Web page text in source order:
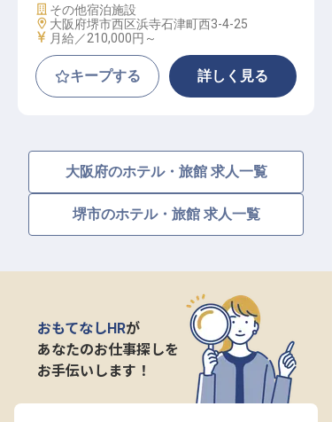
施設業態
その他宿泊施設
勤務地
大阪府堺市西区浜寺石津町西3-4-25
給与
月給／210,000円～
キープする 詳しく見る
大阪府のホテル・旅館 求人一覧
堺市のホテル・旅館 求人一覧
おもてなしHRが
あなたのお仕事探しを
お手伝いします！